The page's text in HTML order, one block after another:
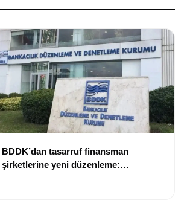
BDDK’dan tasarruf finansman
şirketlerine yeni düzenleme: